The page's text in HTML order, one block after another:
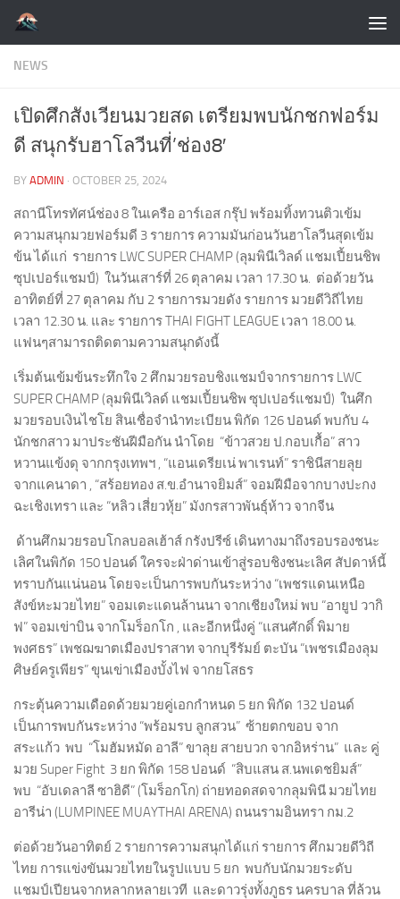
Skip to content
NEWS
เปิดศึกสังเวียนมวยสด เตรียมพบนักชกฟอร์ม
ดี สนุกรับฮาโลวีนที่’ช่อง8′
BY ADMIN · OCTOBER 25, 2024
สถานีโทรทัศน์ช่อง 8 ในเครือ อาร์เอส กรุ๊ป พร้อมทิ้งทวนติวเข้ม
ความสนุกมวยฟอร์มดี 3 รายการ ความมันก่อนวันฮาโลวีนสุดเข้ม
ข้น ได้แก่ รายการ LWC SUPER CHAMP (ลุมพินีเวิลด์ แชมเปี้ยนชิพ
ซุปเปอร์แชมป์) ในวันเสาร์ที่ 26 ตุลาคม เวลา 17.30 น. ต่อด้วยวัน
อาทิตย์ที่ 27 ตุลาคม กับ 2 รายการมวยดัง รายการ มวยดีวิถีไทย
เวลา 12.30 น. และ รายการ THAI FIGHT LEAGUE เวลา 18.00 น.
แฟนๆสามารถติดตามความสนุกดังนี้
เริ่มต้นเข้มข้นระทึกใจ 2 ศึกมวยรอบชิงแชมป์จากรายการ LWC
SUPER CHAMP (ลุมพินีเวิลด์ แชมเปี้ยนชิพ ซุปเปอร์แชมป์) ในศึก
มวยรอบเงินไชโย สินเชื่อจำนำทะเบียน พิกัด 126 ปอนด์ พบกับ 4
นักชกสาว มาประชันฝีมือกัน นำโดย “ข้าวสวย ป.กอบเกื้อ” สาว
หวานแข้งดุ จากกรุงเทพฯ , “แอนเดรียเน่ พาเรนท์” ราชินีสายลุย
จากแคนาดา , “สร้อยทอง ส.ข.อำนาจยิมส์” จอมฝีมือจากบางปะกง
ฉะเชิงเทรา และ “หลิว เสี่ยวหุ้ย” มังกรสาวพันธุ์ห้าว จากจีน
ด้านศึกมวยรอบโกลบอลเฮ้าส์ กรังปรีซ์ เดินทางมาถึงรอบรองชนะ
เลิศในพิกัด 150 ปอนด์ ใครจะฝ่าด่านเข้าสู่รอบชิงชนะเลิศ สัปดาห์นี้
ทราบกันแน่นอน โดยจะเป็นการพบกันระหว่าง “เพชรแดนเหนือ
สังข์หะมวยไทย” จอมเตะแดนล้านนา จากเชียงใหม่ พบ “อายูป วากิ
ฟ” จอมเข่าบิน จากโมร็อกโก , และอีกหนึ่งคู่ “แสนศักดิ์ พิมาย
พงศธร” เพชฌฆาตเมืองปราสาท จากบุรีรัมย์ ตะบัน “เพชรเมืองลุม
ศิษย์ครูเพียร” ขุนเข่าเมืองบั้งไฟ จากยโสธร
กระตุ้นความเดือดด้วยมวยคู่เอกกำหนด 5 ยก พิกัด 132 ปอนด์
เป็นการพบกันระหว่าง “พร้อมรบ ลูกสวน” ซ้ายตกขอบ จาก
สระแก้ว พบ “โมฮัมหมัด อาลี” ขาลุย สายบวก จากอิหร่าน” และ คู่
มวย Super Fight 3 ยก พิกัด 158 ปอนด์ “สิบแสน ส.นพเดชยิมส์”
พบ “อับเดลาลี ซาฮิดี” (โมร็อกโก) ถ่ายทอดสดจากลุมพินี มวยไทย
อารีน่า (LUMPINEE MUAYTHAI ARENA) ถนนรามอินทรา กม.2
ต่อด้วยวันอาทิตย์ 2 รายการความสนุกได้แก่ รายการ ศึกมวยดีวิถี
ไทย การแข่งขันมวยไทยในรูปแบบ 5 ยก พบกับนักมวยระดับ
แชมป์เปียนจากหลากหลายเวที และดาวรุ่งทั้งภูธร นครบาล ที่ล้วน